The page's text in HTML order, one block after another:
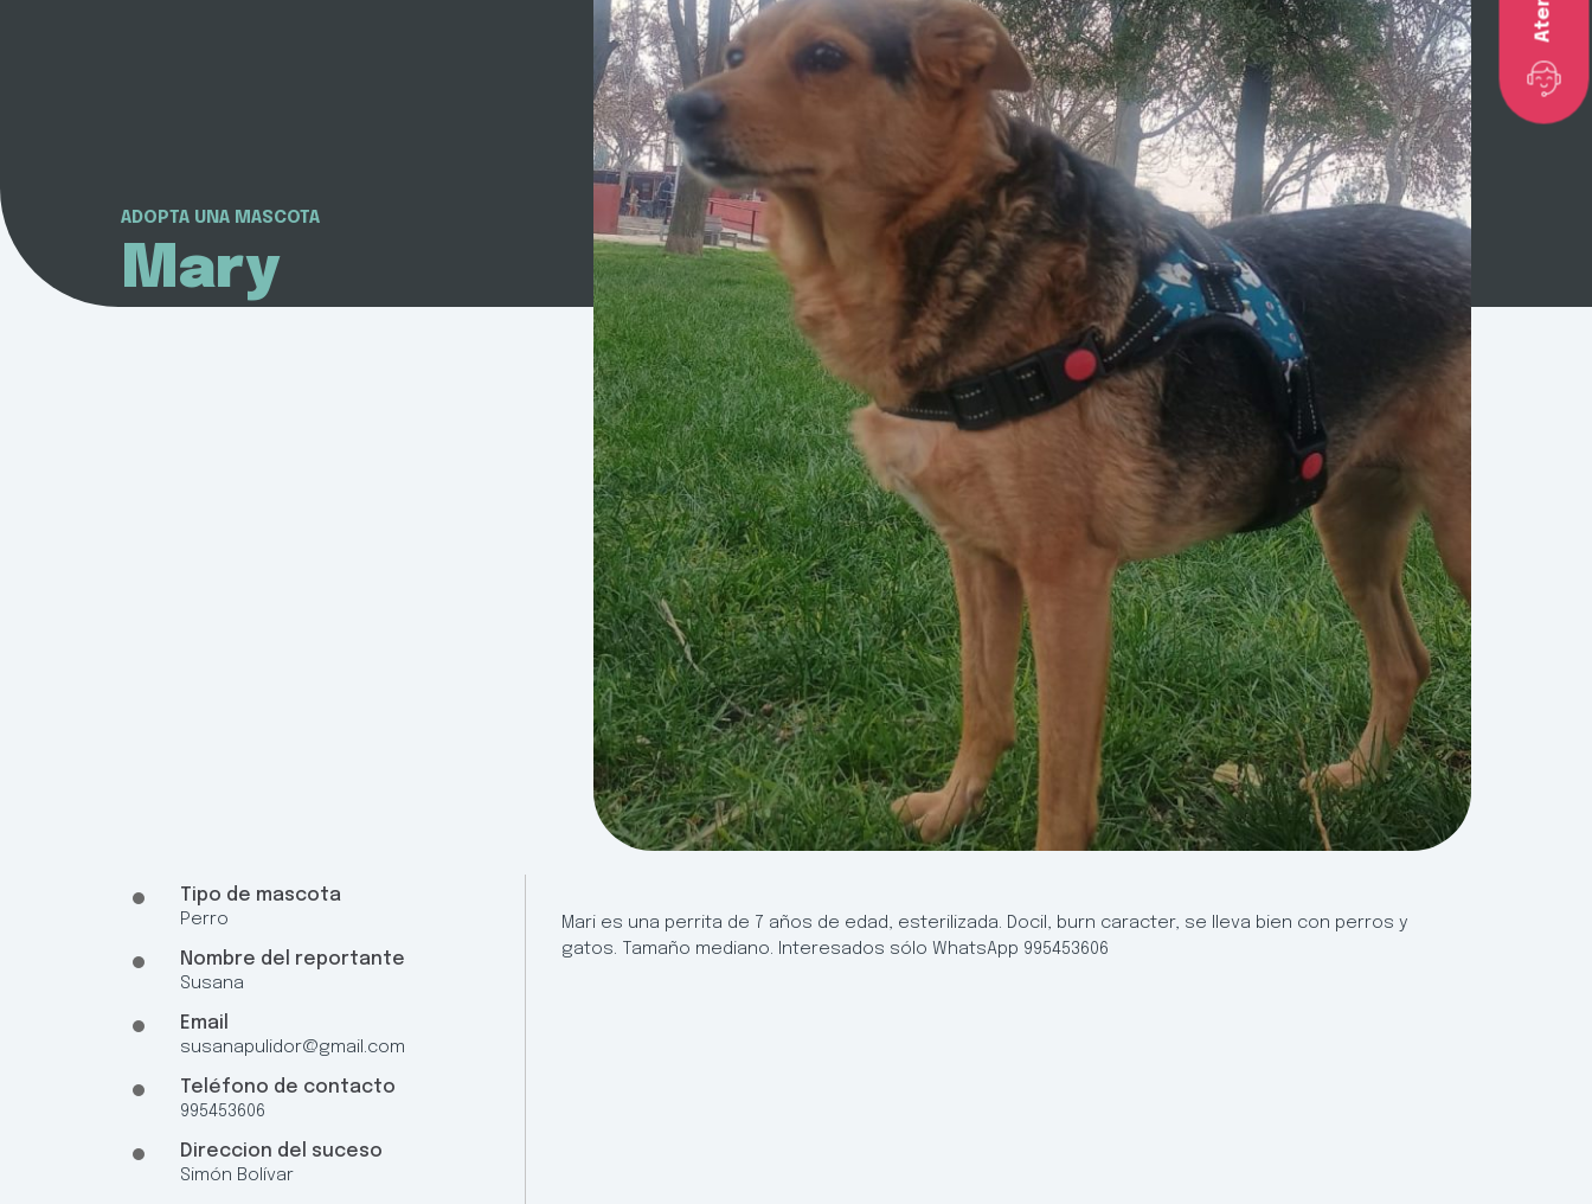
ADOPTA UNA MASCOTA
Mary
Tipo de mascota
Perro
Nombre del reportante
Susana
Email
susanapulidor@gmail.com
Teléfono de contacto
995453606
Direccion del suceso
Simón Bolívar
Mari es una perrita de 7 años de edad, esterilizada. Docil, burn caracter, se lleva bien con perros y
gatos. Tamaño mediano. Interesados sólo WhatsApp 995453606